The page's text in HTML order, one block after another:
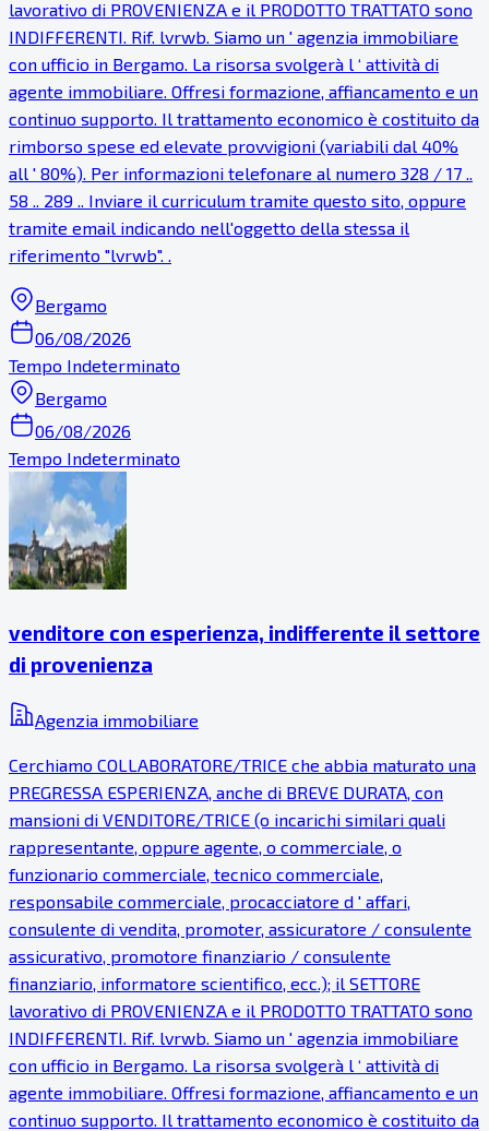
lavorativo di PROVENIENZA e il PRODOTTO TRATTATO sono
INDIFFERENTI. Rif. lvrwb. Siamo un ' agenzia immobiliare
con ufficio in Bergamo. La risorsa svolgerà l ‘ attività di
agente immobiliare. Offresi formazione, affiancamento e un
continuo supporto. Il trattamento economico è costituito da
rimborso spese ed elevate provvigioni (variabili dal 40%
all ' 80%). Per informazioni telefonare al numero 328 / 17 ..
58 .. 289 .. Inviare il curriculum tramite questo sito, oppure
tramite email indicando nell'oggetto della stessa il
riferimento "lvrwb". .
Bergamo
06/08/2026
Tempo Indeterminato
Bergamo
06/08/2026
Tempo Indeterminato
venditore con esperienza, indifferente il settore
di provenienza
Agenzia immobiliare
Cerchiamo COLLABORATORE/TRICE che abbia maturato una
PREGRESSA ESPERIENZA, anche di BREVE DURATA, con
mansioni di VENDITORE/TRICE (o incarichi similari quali
rappresentante, oppure agente, o commerciale, o
funzionario commerciale, tecnico commerciale,
responsabile commerciale, procacciatore d ' affari,
consulente di vendita, promoter, assicuratore / consulente
assicurativo, promotore finanziario / consulente
finanziario, informatore scientifico, ecc.); il SETTORE
lavorativo di PROVENIENZA e il PRODOTTO TRATTATO sono
INDIFFERENTI. Rif. lvrwb. Siamo un ' agenzia immobiliare
con ufficio in Bergamo. La risorsa svolgerà l ‘ attività di
agente immobiliare. Offresi formazione, affiancamento e un
continuo supporto. Il trattamento economico è costituito da